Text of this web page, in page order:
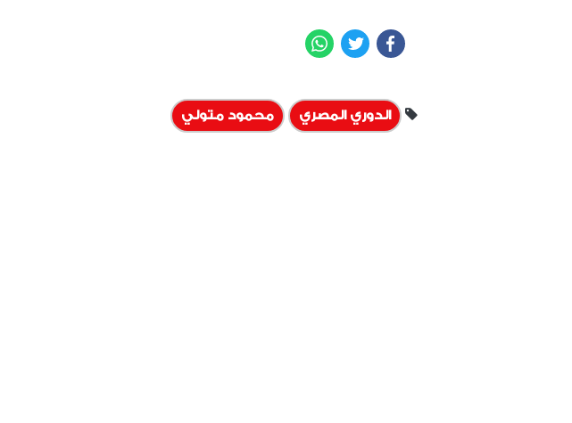
Facebook
Twitter
الدوري المصري محمود متولي